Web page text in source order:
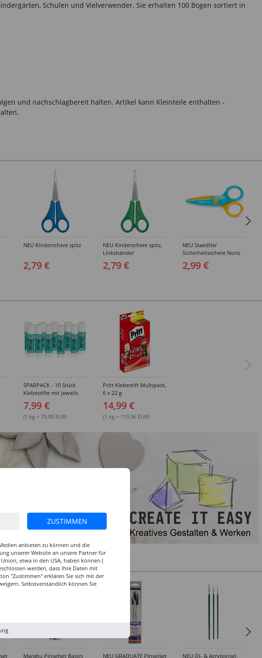
Schulen und Vielverwender. Sie erhalten 100 Bogen sortiert in
und nachschlagbereit halten. Artikel kann Kleinteile enthalten -
NEU Kinderschere spitz
2,79 €
NEU Kinderschere spitz,
Linkshänder
2,79 €
NEU Staedtler
Sicherheitsschere Noris
Junior
2,99 €
SPARPACK - 10 Stück
Klebestifte mit jeweils
10g
7,99 €
(1 kg = 79.90 EUR)
Pritt Klebestift Multipack,
6 x 22 g
14,99 €
(1 kg = 113.56 EUR)
Marabu Pinselset Basics
NEU GRADUATE Pinselset
NEU Öl- & Acrylpinsel,
ZUSTIMMEN
anbieten zu können und die
unserer Website an unsere Partner für
etwa in den USA, haben können (
werden, dass Ihre Daten mit
"Zustimmen" erklären Sie sich mit der
Selbstverständlich können Sie